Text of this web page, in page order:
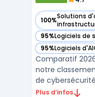
100%Solutions
— voir Splunk
95%Logiciels de
— voir Splunk
95%Logiciels
— voir Splunk
Comparatif
notre
de
SIEM, XDR. ...
Plus d’infos